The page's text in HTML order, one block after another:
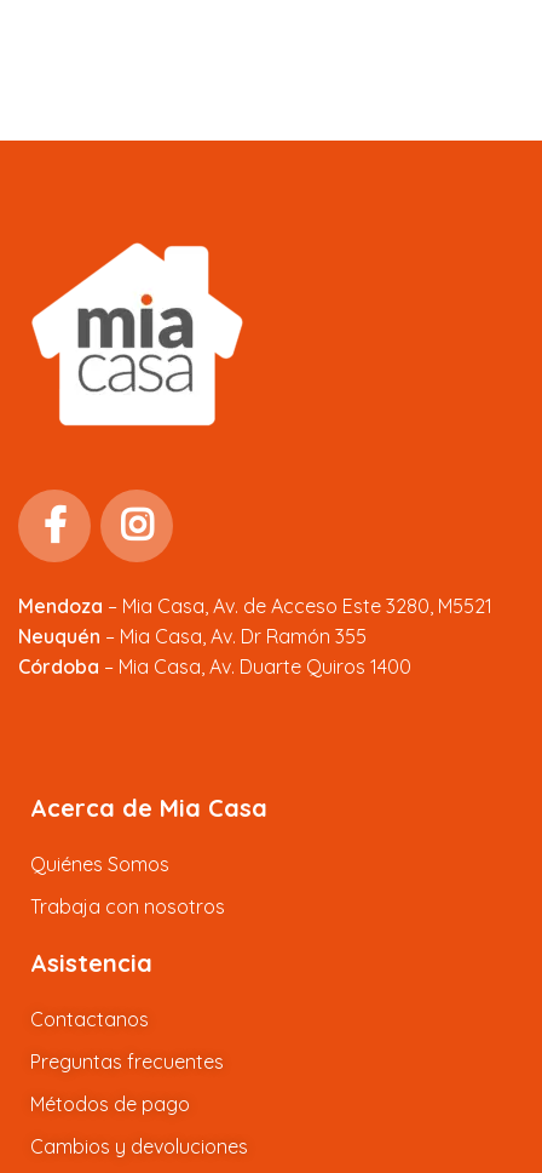
Mendoza – Mia Casa, Av. de Acceso Este 3280, M5521
Neuquén – Mia Casa, Av. Dr Ramón 355
Córdoba – Mia Casa, Av. Duarte Quiros 1400
Acerca de Mia Casa
Quiénes Somos
Trabaja con nosotros
Asistencia
Contactanos
Preguntas frecuentes
Métodos de pago
Cambios y devoluciones